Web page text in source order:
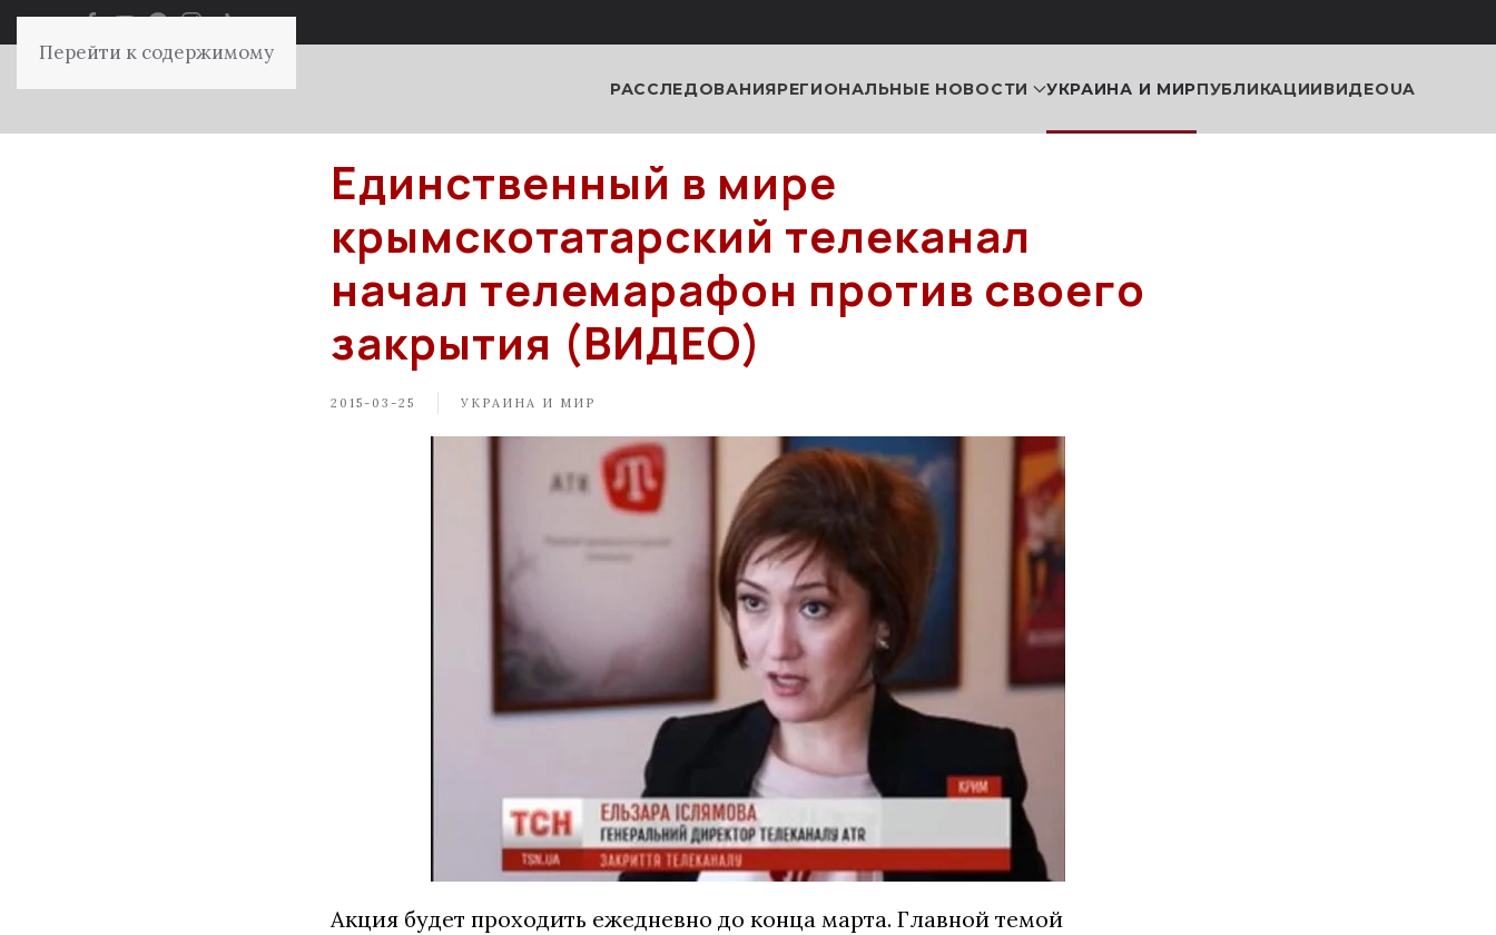
Перейти к содержимому
РАССЛЕДОВАНИЯРЕГИОНАЛЬНЫЕ НОВОСТИ УКРАИНА И МИРПУБЛИКАЦИИВИДЕОUA
Единственный в мире
крымскотатарский телеканал
начал телемарафон против своего
закрытия (ВИДЕО)
2015-03-25 УКРАИНА И МИР
Акция будет проходить ежедневно до конца марта. Главной темой